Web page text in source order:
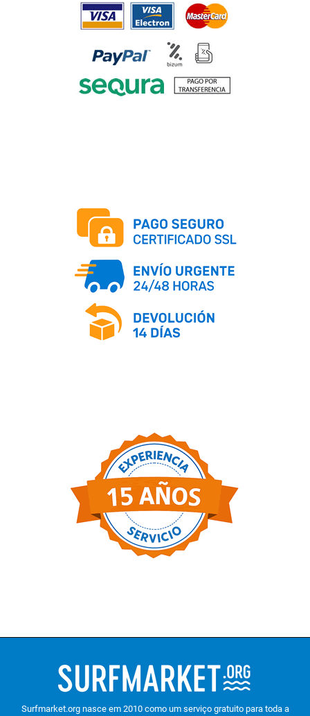
Surfmarket.org nasce em 2010 como um serviço gratuito para toda a